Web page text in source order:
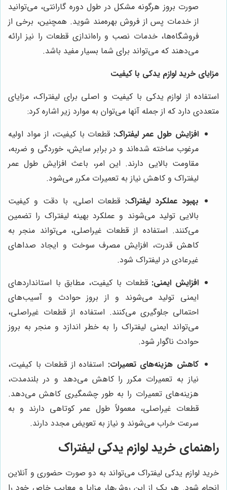
صورت بروز هرگونه مشکل در طول دوره گارانتی، می‌توانید
از خدمات پس از فروش بهره‌مند شوید. همچنین، برخی از
فروشگاه‌ها، خدمات نصب و راه‌اندازی قطعات را نیز ارائه
می‌دهند که می‌تواند برای شما بسیار مفید باشد.
مزایای خرید لوازم یدکی با کیفیت
استفاده از لوازم یدکی با کیفیت و اصلی برای لیفتراک، مزایای
متعددی دارد که از جمله آنها می‌توان به موارد زیر اشاره کرد:
افزایش طول عمر لیفتراک: قطعات با کیفیت، از مواد اولیه
مرغوب ساخته شده‌اند و در برابر سایش، خوردگی و ضربه،
مقاومت بالایی دارند. این امر، باعث افزایش طول عمر
لیفتراک و کاهش نیاز به تعمیرات مکرر می‌شود.
بهبود عملکرد لیفتراک: قطعات اصلی، با دقت و کیفیت
بالایی تولید می‌شوند و عملکرد بهینه لیفتراک را تضمین
می‌کنند. استفاده از قطعات غیراصلی، می‌تواند منجر به
کاهش قدرت، افزایش مصرف سوخت و ایجاد صداهای
غیرعادی در لیفتراک شود.
افزایش ایمنی: قطعات با کیفیت، مطابق با استانداردهای
ایمنی تولید می‌شوند و از بروز حوادث و آسیب‌های
احتمالی جلوگیری می‌کنند. استفاده از قطعات غیراصلی،
می‌تواند ایمنی لیفتراک را به خطر اندازد و منجر به بروز
حوادث ناگوار شود.
کاهش هزینه‌های تعمیرات: استفاده از قطعات با کیفیت،
نیاز به تعمیرات مکرر را کاهش می‌دهد و در بلندمدت،
هزینه‌های تعمیرات را به طور چشمگیری کاهش می‌دهد.
قطعات غیراصلی، معمولاً طول عمر کوتاهی دارند و به
سرعت خراب می‌شوند و نیاز به تعویض مجدد دارند.
راهنمای خرید لوازم یدکی لیفتراک
خرید لوازم یدکی لیفتراک می‌تواند به دو صورت حضوری و آنلاین